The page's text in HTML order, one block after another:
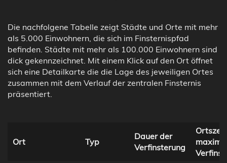
Die nachfolgene Tabelle zeigt Städte und Orte mit mehr
als 5.000 Einwohnern, die sich im Finsternispfad
befinden. Städte mit mehr als 100.000 Einwohnern sind
dick gekennzeichnet. Mit einem Klick auf den Ort öffnet
sich eine Detailkarte die die Lage des jeweiligen Ortes
zusammen mit dem Verlauf der zentralen Finsternis
präsentiert.
Ort Typ
Dauer der
Verfinsterung